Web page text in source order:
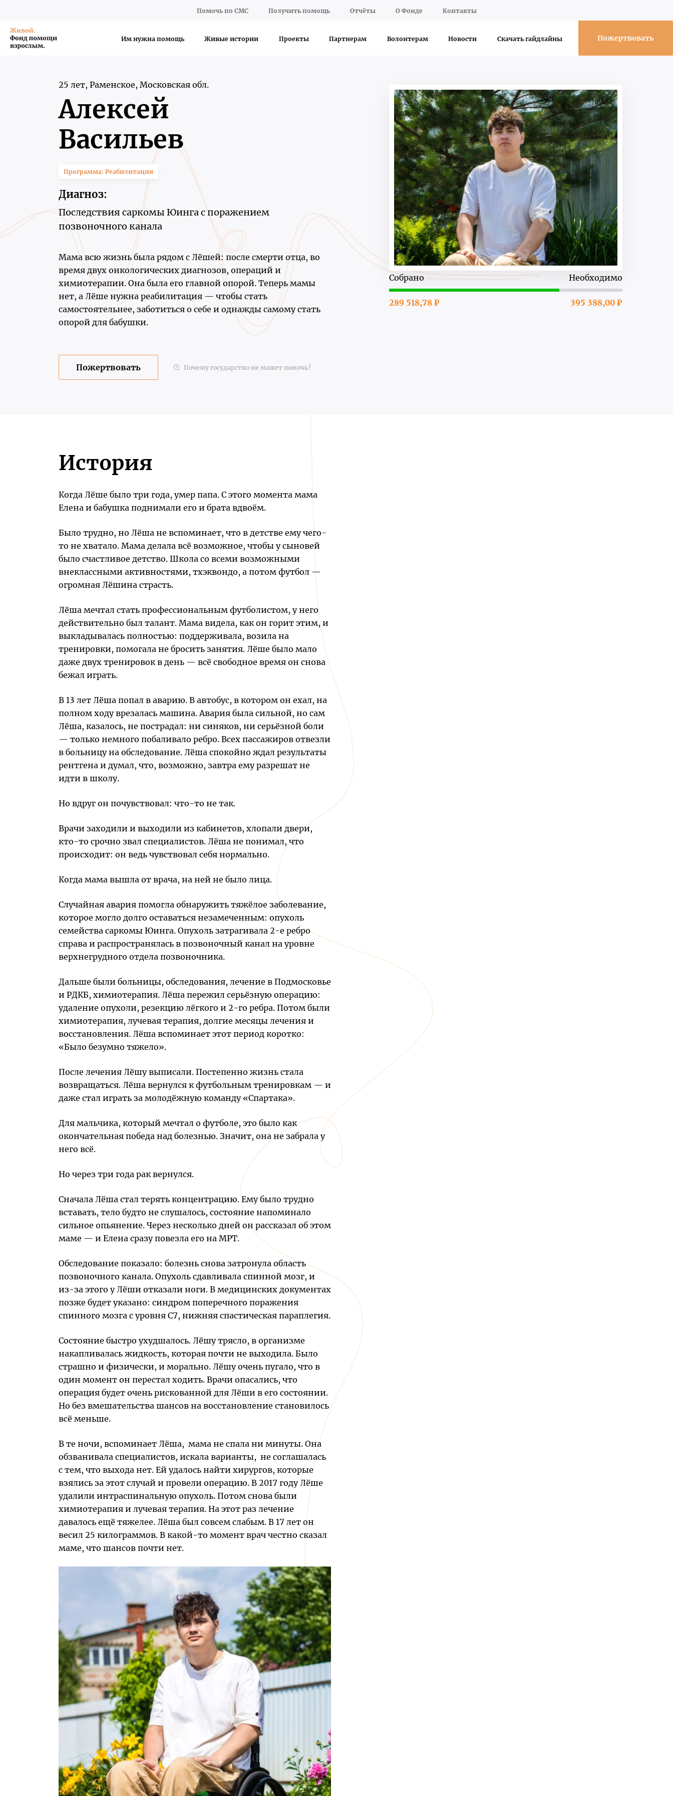
Помочь по СМС Получить помощь Отчёты О Фонде Контакты
Им нужна помощь Живые истории Проекты Партнерам Волонтерам Новости Скачать гайдлайны Пожертвовать
25 лет, Раменское, Московская обл.
Алексей
Васильев
Программа: Реабилитация
Диагноз:
Последствия саркомы Юинга с поражением
позвоночного канала
Мама всю жизнь была рядом с Лёшей: после смерти отца, во
время двух онкологических диагнозов, операций и
химиотерапии. Она была его главной опорой. Теперь мамы
нет, а Лёше нужна реабилитация — чтобы стать
самостоятельнее, заботиться о себе и однажды самому стать
опорой для бабушки.
Пожертвовать Почему государство не может помочь?
Собрано Необходимо
289 518,78 ₽ 395 388,00 ₽
История
Когда Лёше было три года, умер папа. С этого момента мама
Елена и бабушка поднимали его и брата вдвоём.
Было трудно, но Лёша не вспоминает, что в детстве ему чего-
то не хватало. Мама делала всё возможное, чтобы у сыновей
было счастливое детство. Школа со всеми возможными
внеклассными активностями, тхэквондо, а потом футбол —
огромная Лёшина страсть.
Лёша мечтал стать профессиональным футболистом, у него
действительно был талант. Мама видела, как он горит этим, и
выкладывалась полностью: поддерживала, возила на
тренировки, помогала не бросить занятия. Лёше было мало
даже двух тренировок в день — всё свободное время он снова
бежал играть.
В 13 лет Лёша попал в аварию. В автобус, в котором он ехал, на
полном ходу врезалась машина. Авария была сильной, но сам
Лёша, казалось, не пострадал: ни синяков, ни серьёзной боли
— только немного побаливало ребро. Всех пассажиров отвезли
в больницу на обследование. Лёша спокойно ждал результаты
рентгена и думал, что, возможно, завтра ему разрешат не
идти в школу.
Но вдруг он почувствовал: что-то не так.
Врачи заходили и выходили из кабинетов, хлопали двери,
кто-то срочно звал специалистов. Лёша не понимал, что
происходит: он ведь чувствовал себя нормально.
Когда мама вышла от врача, на ней не было лица.
Случайная авария помогла обнаружить тяжёлое заболевание,
которое могло долго оставаться незамеченным: опухоль
семейства саркомы Юинга. Опухоль затрагивала 2-е ребро
справа и распространялась в позвоночный канал на уровне
верхнегрудного отдела позвоночника.
Дальше были больницы, обследования, лечение в Подмосковье
и РДКБ, химиотерапия. Лёша пережил серьёзную операцию:
удаление опухоли, резекцию лёгкого и 2-го ребра. Потом были
химиотерапия, лучевая терапия, долгие месяцы лечения и
восстановления. Лёша вспоминает этот период коротко:
«Было безумно тяжело».
После лечения Лёшу выписали. Постепенно жизнь стала
возвращаться. Лёша вернулся к футбольным тренировкам — и
даже стал играть за молодёжную команду «Спартака».
Для мальчика, который мечтал о футболе, это было как
окончательная победа над болезнью. Значит, она не забрала у
него всё.
Но через три года рак вернулся.
Сначала Лёша стал терять концентрацию. Ему было трудно
вставать, тело будто не слушалось, состояние напоминало
сильное опьянение. Через несколько дней он рассказал об этом
маме — и Елена сразу повезла его на МРТ.
Обследование показало: болезнь снова затронула область
позвоночного канала. Опухоль сдавливала спинной мозг, и
из-за этого у Лёши отказали ноги. В медицинских документах
позже будет указано: синдром поперечного поражения
спинного мозга с уровня C7, нижняя спастическая параплегия.
Состояние быстро ухудшалось. Лёшу трясло, в организме
накапливалась жидкость, которая почти не выходила. Было
страшно и физически, и морально. Лёшу очень пугало, что в
один момент он перестал ходить. Врачи опасались, что
операция будет очень рискованной для Лёши в его состоянии.
Но без вмешательства шансов на восстановление становилось
всё меньше.
В те ночи, вспоминает Лёша, мама не спала ни минуты. Она
обзванивала специалистов, искала варианты, не соглашалась
с тем, что выхода нет. Ей удалось найти хирургов, которые
взялись за этот случай и провели операцию. В 2017 году Лёше
удалили интраспинальную опухоль. Потом снова были
химиотерапия и лучевая терапия. На этот раз лечение
давалось ещё тяжелее. Лёша был совсем слабым. В 17 лет он
весил 25 килограммов. В какой-то момент врач честно сказал
маме, что шансов почти нет.